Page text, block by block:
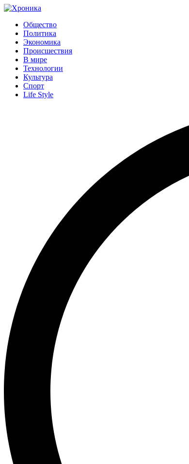
Общество
Политика
Экономика
Происшествия
В мире
Технологии
Культура
Спорт
Life Style